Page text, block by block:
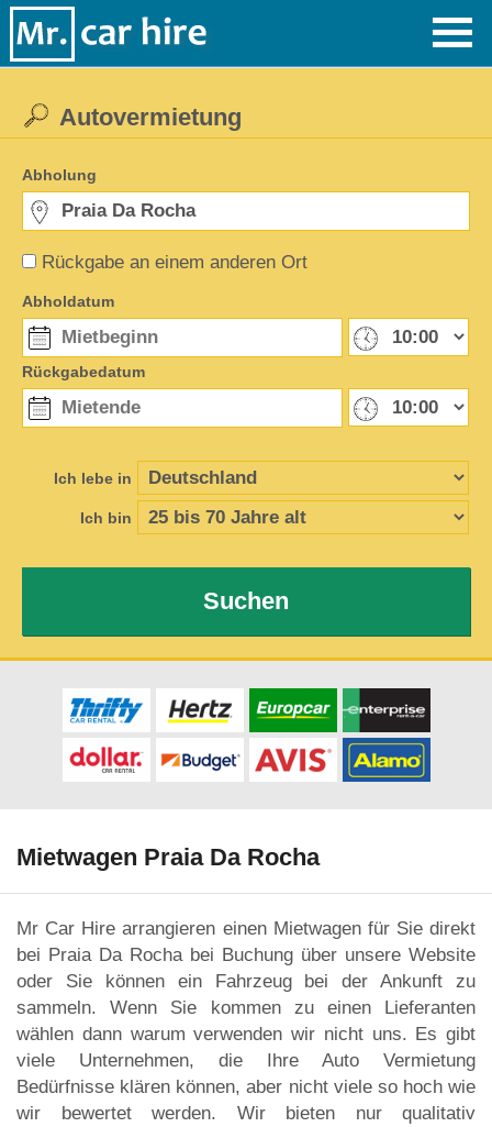
Rückgabe an einem anderen Ort
Autovermietung
Abholung
Abholdatum
Rückgabedatum
Ich lebe in
Ich bin
Suchen
Mietwagen Praia Da Rocha
Mr Car Hire arrangieren einen Mietwagen für Sie direkt
bei Praia Da Rocha bei Buchung über unsere Website
oder Sie können ein Fahrzeug bei der Ankunft zu
sammeln. Wenn Sie kommen zu einen Lieferanten
wählen dann warum verwenden wir nicht uns. Es gibt
viele Unternehmen, die Ihre Auto Vermietung
Bedürfnisse klären können, aber nicht viele so hoch wie
wir bewertet werden. Wir bieten nur qualitativ